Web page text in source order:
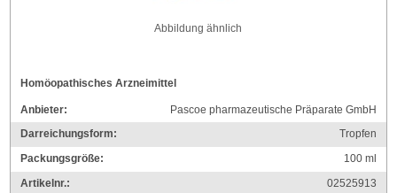
Abbildung ähnlich
Homöopathisches Arzneimittel
Anbieter:
Pascoe pharmazeutische Präparate GmbH
Darreichungsform:
Tropfen
Packungsgröße:
100ml
Artikelnr.:
02525913